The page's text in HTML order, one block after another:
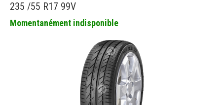
235 /55 R17 99V
Momentanément indisponible